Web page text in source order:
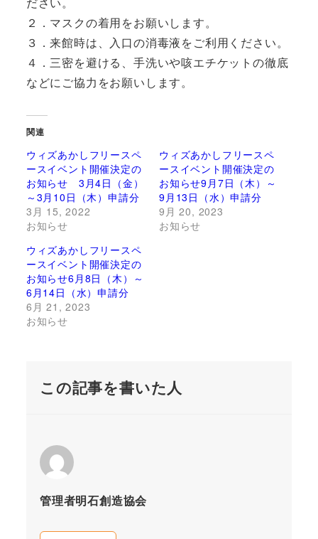
２．マスクの着用をお願いします。
３．来館時は、入口の消毒液をご利用ください。
４．三密を避ける、手洗いや咳エチケットの徹底
などにご協力をお願いします。
関連
ウィズあかしフリースペ
ースイベント開催決定の
お知らせ 3月4日（金）
～3月10日（木）申請分
3月 15, 2022
お知らせ
ウィズあかしフリースペ
ースイベント開催決定の
お知らせ9月7日（木）～
9月13日（水）申請分
9月 20, 2023
お知らせ
ウィズあかしフリースペ
ースイベント開催決定の
お知らせ6月8日（木）～
6月14日（水）申請分
6月 21, 2023
お知らせ
この記事を書いた人
管理者明石創造協会